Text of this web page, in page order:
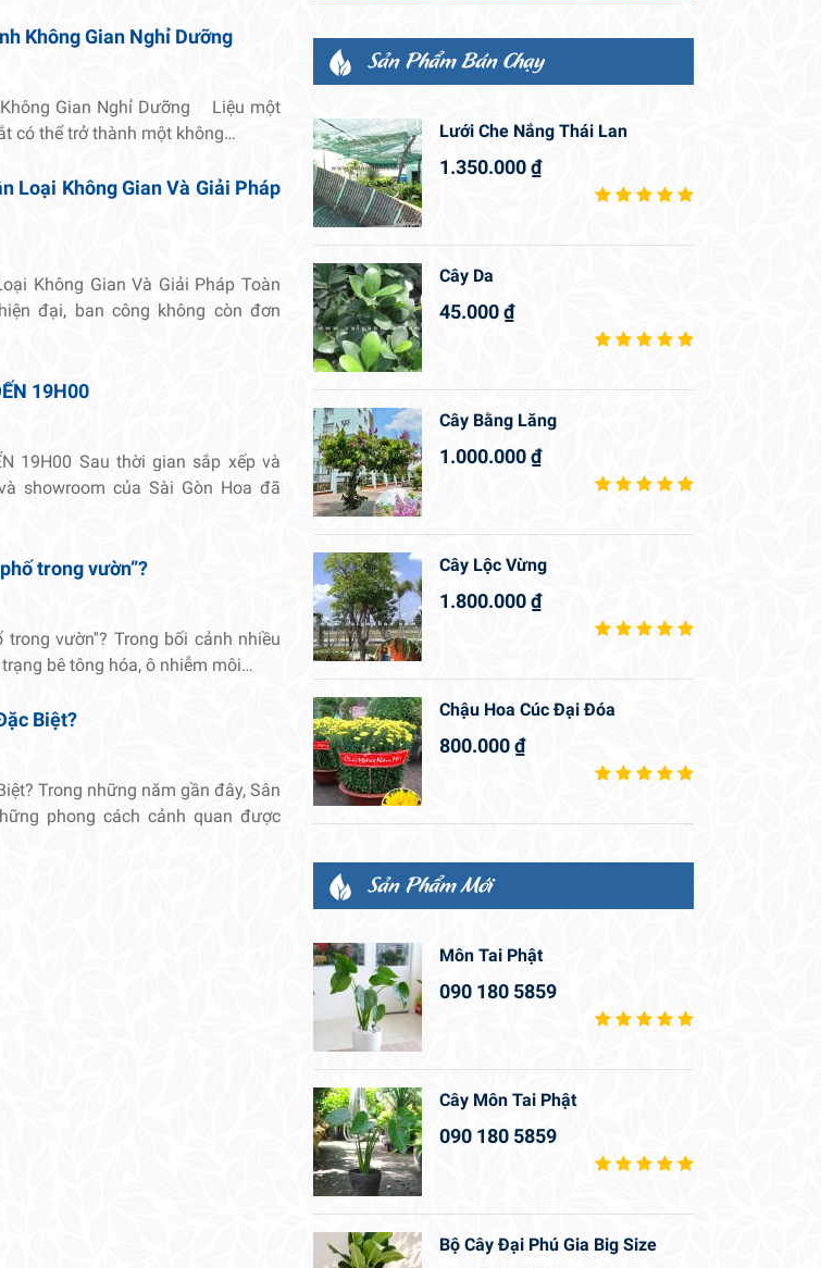
Không Gian Nghỉ Dưỡng
Gian Nghỉ Dưỡng Liệu một
có thể trở thành một không…
Loại Không Gian Và Giải Pháp
Không Gian Và Giải Pháp Toàn
đại, ban công không còn đơn
19H00
19H00 Sau thời gian sắp xếp và
showroom của Sài Gòn Hoa đã
trong vườn”?
vườn''? Trong bối cảnh nhiều
bê tông hóa, ô nhiễm môi…
Biệt?
Trong những năm gần đây, Sân
phong cách cảnh quan được
Sản Phẩm Bán Chạy
Lưới Che Nắng Thái Lan
1.350.000₫
Cây Da
45.000₫
Cây Bằng Lăng
1.000.000₫
Cây Lộc Vừng
1.800.000₫
Chậu Hoa Cúc Đại Đóa
800.000₫
Sản Phẩm Mới
Môn Tai Phật
090 180 5859
Cây Môn Tai Phật
090 180 5859
Bộ Cây Đại Phú Gia Big Size